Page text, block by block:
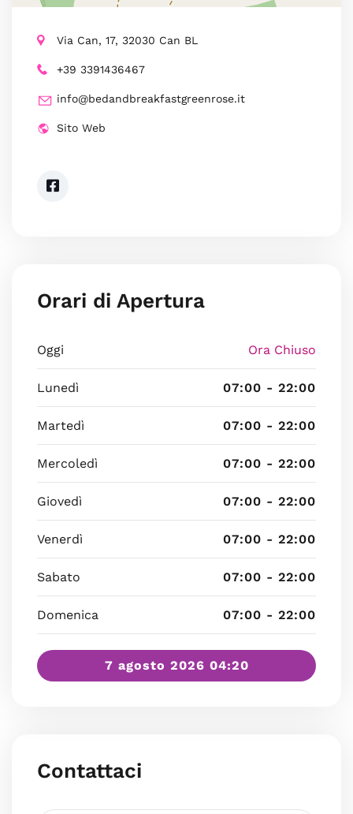
Via Can, 17, 32030 Can BL
+39 3391436467
info@bedandbreakfastgreenrose.it
Sito Web
Orari di Apertura
Oggi Ora Chiuso
Lunedì 07:00 - 22:00
Martedì 07:00 - 22:00
Mercoledì 07:00 - 22:00
Giovedì 07:00 - 22:00
Venerdì 07:00 - 22:00
Sabato 07:00 - 22:00
Domenica 07:00 - 22:00
7 agosto 2026 04:20
Contattaci